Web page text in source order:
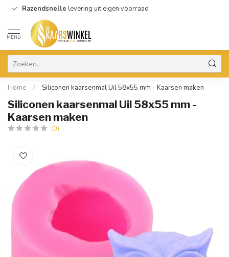
Razendsnelle levering uit eigen voorraad
MENU
Home / Siliconen kaarsenmal Uil 58x55 mm - Kaarsen maken
Siliconen kaarsenmal Uil 58x55 mm -
Kaarsen maken
(0)